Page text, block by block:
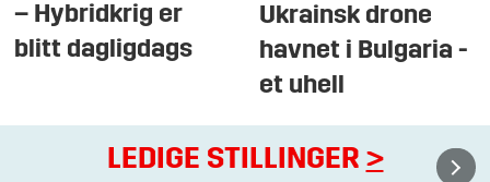
– Hybridkrig er
blitt dagligdags
Ukrainsk drone
havnet i Bulgaria -
et uhell
LEDIGE STILLINGER >